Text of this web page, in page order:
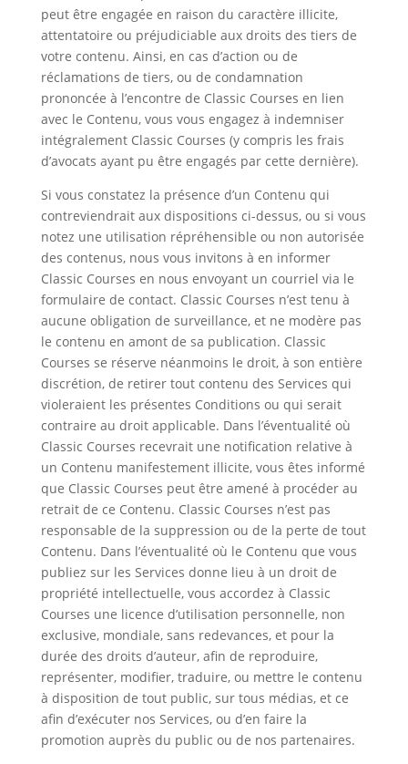
peut être engagée en raison du caractère illicite,
attentatoire ou préjudiciable aux droits des tiers de
votre contenu. Ainsi, en cas d’action ou de
réclamations de tiers, ou de condamnation
prononcée à l’encontre de Classic Courses en lien
avec le Contenu, vous vous engagez à indemniser
intégralement Classic Courses (y compris les frais
d’avocats ayant pu être engagés par cette dernière).
Si vous constatez la présence d’un Contenu qui
contreviendrait aux dispositions ci-dessus, ou si vous
notez une utilisation répréhensible ou non autorisée
des contenus, nous vous invitons à en informer
Classic Courses en nous envoyant un courriel via le
formulaire de contact. Classic Courses n’est tenu à
aucune obligation de surveillance, et ne modère pas
le contenu en amont de sa publication. Classic
Courses se réserve néanmoins le droit, à son entière
discrétion, de retirer tout contenu des Services qui
violeraient les présentes Conditions ou qui serait
contraire au droit applicable. Dans l’éventualité où
Classic Courses recevrait une notification relative à
un Contenu manifestement illicite, vous êtes informé
que Classic Courses peut être amené à procéder au
retrait de ce Contenu. Classic Courses n’est pas
responsable de la suppression ou de la perte de tout
Contenu. Dans l’éventualité où le Contenu que vous
publiez sur les Services donne lieu à un droit de
propriété intellectuelle, vous accordez à Classic
Courses une licence d’utilisation personnelle, non
exclusive, mondiale, sans redevances, et pour la
durée des droits d’auteur, afin de reproduire,
représenter, modifier, traduire, ou mettre le contenu
à disposition de tout public, sur tous médias, et ce
afin d’exécuter nos Services, ou d’en faire la
promotion auprès du public ou de nos partenaires.